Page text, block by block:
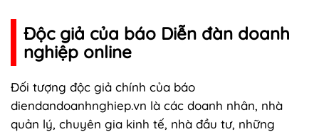
Độc giả của báo Diễn đàn doanh
nghiệp online
Đối tượng độc giả chính của báo
diendandoanhnghiep.vn là các doanh nhân, nhà
quản lý, chuyên gia kinh tế, nhà đầu tư, những